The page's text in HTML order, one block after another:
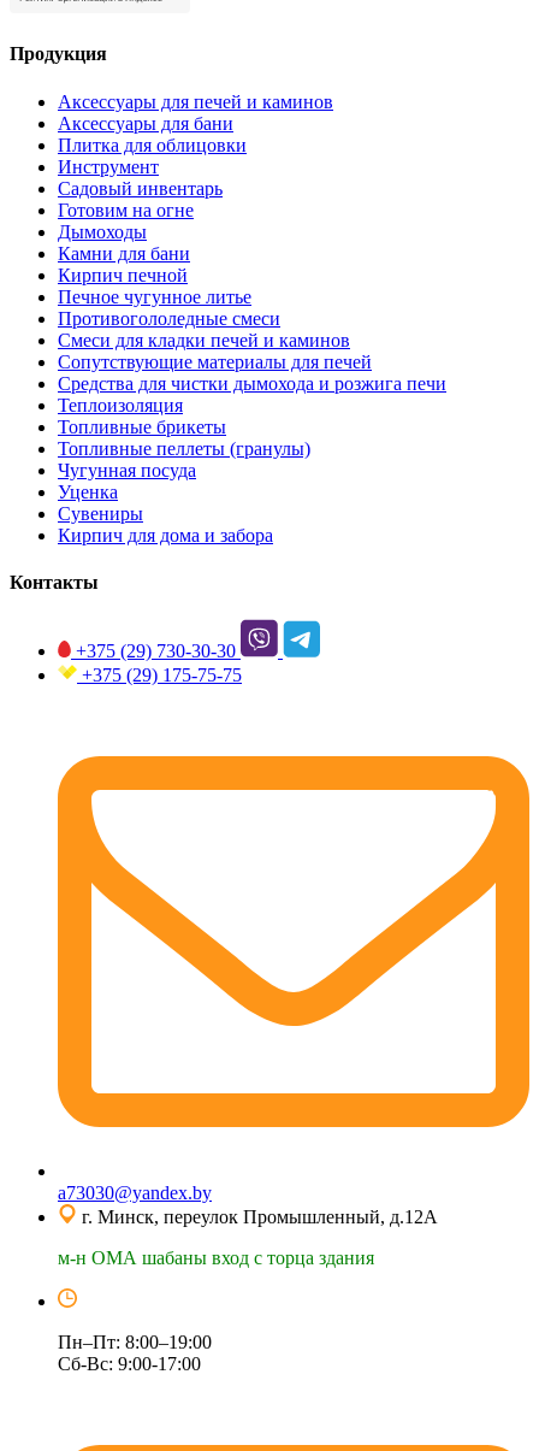
Продукция
Аксессуары для печей и каминов
Аксессуары для бани
Плитка для облицовки
Инструмент
Садовый инвентарь
Готовим на огне
Дымоходы
Камни для бани
Кирпич печной
Печное чугунное литье
Противогололедные смеси
Смеси для кладки печей и каминов
Сопутствующие материалы для печей
Средства для чистки дымохода и розжига печи
Теплоизоляция
Топливные брикеты
Топливные пеллеты (гранулы)
Чугунная посуда
Уценка
Сувениры
Кирпич для дома и забора
Контакты
+375 (29) 730-30-30
+375 (29) 175-75-75
a73030@yandex.by
г. Минск, переулок Промышленный, д.12А
м-н ОМА шабаны вход с торца здания
Пн–Пт: 8:00–19:00
Сб-Вс: 9:00-17:00